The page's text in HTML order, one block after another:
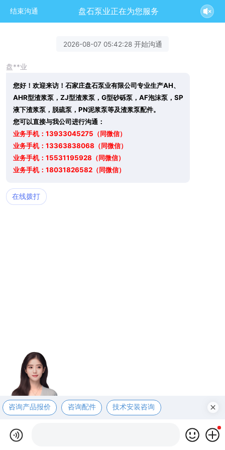
结束沟通 盘石泵业正在为您服务
2026-08-07 05:42:28 开始沟通
盘**业
您好！欢迎来访！石家庄盘石泵业有限公司专业生产AH、
AHR型渣浆泵，ZJ型渣浆泵，G型砂砾泵，AF泡沫泵，SP
液下渣浆泵，脱硫泵，PN泥浆泵等及渣浆泵配件。
您可以直接与我公司进行沟通：
业务手机：13933045275（同微信）
业务手机：13363838068（同微信）
业务手机：15531195928（同微信）
业务手机：18031826582（同微信）
在线拨打
咨询产品报价 咨询配件 技术安装咨询